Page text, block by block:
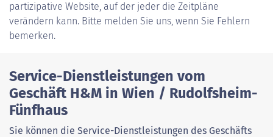
partizipative Website, auf der jeder die Zeitpläne
verändern kann. Bitte melden Sie uns, wenn Sie Fehlern
bemerken.
Service-Dienstleistungen vom
Geschäft H&M in Wien / Rudolfsheim-
Fünfhaus
Sie können die Service-Dienstleistungen des Geschäfts